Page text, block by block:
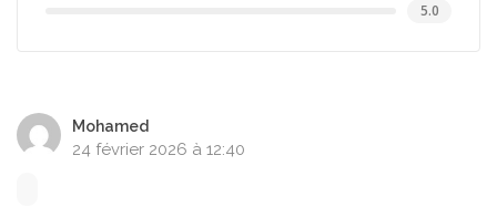
5.0
Mohamed
24 février 2026 à 12:40